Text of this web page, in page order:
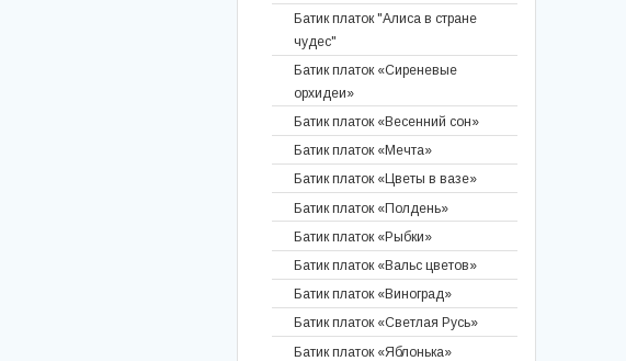
Батик шарф "Кофейные маки"
Батик шаль «Август-грозди»
Батик палантин «Ирисы в лунном
свете»
Батик шарф «Колокольчики»
Батик палантин «Нефертити»
Батик палантин «Романс»
Батик шарф «Цветок солнца»
Батик шарф «Белые лилии»
Батик шарф «Нежный шиповник»
Батик шарф «Мечты без названия»
Батик шарф «Ветреница»
Батик шарф «Лилейник»
Батик платок "Алиса в стране
чудес"
Батик платок «Сиреневые
орхидеи»
Батик платок «Весенний сон»
Батик платок «Мечта»
Батик платок «Цветы в вазе»
Батик платок «Полдень»
Батик платок «Рыбки»
Батик платок «Вальс цветов»
Батик платок «Виноград»
Батик платок «Светлая Русь»
Батик платок «Яблонька»